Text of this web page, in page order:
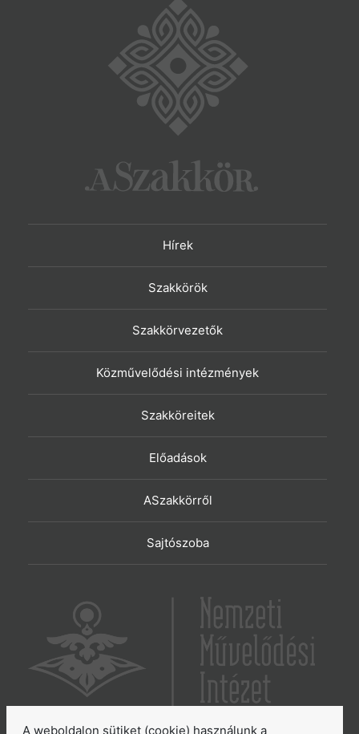
Hírek
Szakkörök
Szakkörvezetők
Közművelődési intézmények
Szakköreitek
Előadások
ASzakkörről
Sajtószoba
A weboldalon sütiket (cookie) használunk a